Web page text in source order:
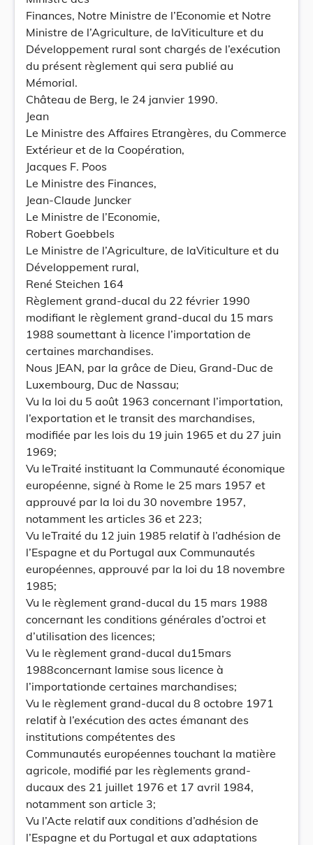
Finances, Notre Ministre de l’Economie et Notre
Ministre de l’Agriculture, de laViticulture et du
Développement rural sont chargés de l’exécution
du présent règlement qui sera publié au
Mémorial.
Château de Berg, le 24 janvier 1990.
Jean
Le Ministre des Affaires Etrangères, du Commerce
Extérieur et de la Coopération,
Jacques F. Poos
Le Ministre des Finances,
Jean-Claude Juncker
Le Ministre de l’Economie,
Robert Goebbels
Le Ministre de l’Agriculture, de laViticulture et du
Développement rural,
René Steichen 164
Règlement grand-ducal du 22 février 1990
modifiant le règlement grand-ducal du 15 mars
1988 soumettant à licence l’importation de
certaines marchandises.
Nous JEAN, par la grâce de Dieu, Grand-Duc de
Luxembourg, Duc de Nassau;
Vu la loi du 5 août 1963 concernant l’importation,
l’exportation et le transit des marchandises,
modifiée par les lois du 19 juin 1965 et du 27 juin
1969;
Vu leTraité instituant la Communauté économique
européenne, signé à Rome le 25 mars 1957 et
approuvé par la loi du 30 novembre 1957,
notamment les articles 36 et 223;
Vu leTraité du 12 juin 1985 relatif à l’adhésion de
l’Espagne et du Portugal aux Communautés
européennes, approuvé par la loi du 18 novembre
1985;
Vu le règlement grand-ducal du 15 mars 1988
concernant les conditions générales d’octroi et
d’utilisation des licences;
Vu le règlement grand-ducal du15mars
1988concernant lamise sous licence à
l’importationde certaines marchandises;
Vu le règlement grand-ducal du 8 octobre 1971
relatif à l’exécution des actes émanant des
institutions compétentes des
Communautés européennes touchant la matière
agricole, modifié par les règlements grand-
ducaux des 21 juillet 1976 et 17 avril 1984,
notamment son article 3;
Vu l’Acte relatif aux conditions d’adhésion de
l’Espagne et du Portugal et aux adaptations